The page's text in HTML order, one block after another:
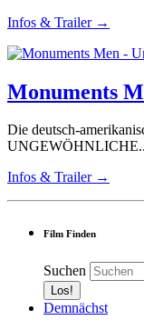
Infos & Trailer →
Monuments
Die deutsch-
Infos & Trailer →
Film Finden
Suchen
Demnächst